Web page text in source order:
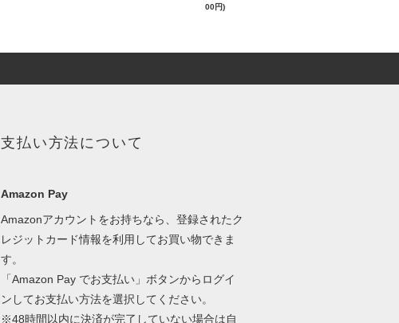
00円)
支払い方法について
Amazon Pay
Amazonアカウントをお持ちなら、登録されたク
レジットカード情報を利用してお買い物できま
す。
「Amazon Pay でお支払い」ボタンからログイ
ンしてお支払い方法を選択してください。
※48時間以内に決済が完了していない場合は自